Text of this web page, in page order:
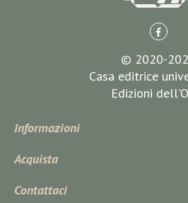
© 2020-
Casa editrice
Edizioni
Informazioni
Acquista
Contattaci